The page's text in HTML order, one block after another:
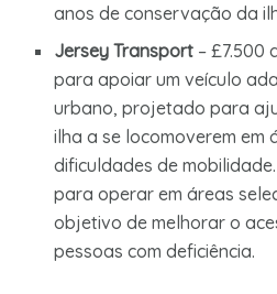
anos de conservação da
Jersey Transport – £7.500
para apoiar um veículo
urbano, projetado para
ilha a se locomoverem em
dificuldades de
para operar em áreas
objetivo de melhorar o
pessoas com deficiência.